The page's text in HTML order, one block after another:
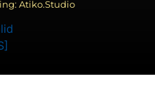
Atiko.Studio